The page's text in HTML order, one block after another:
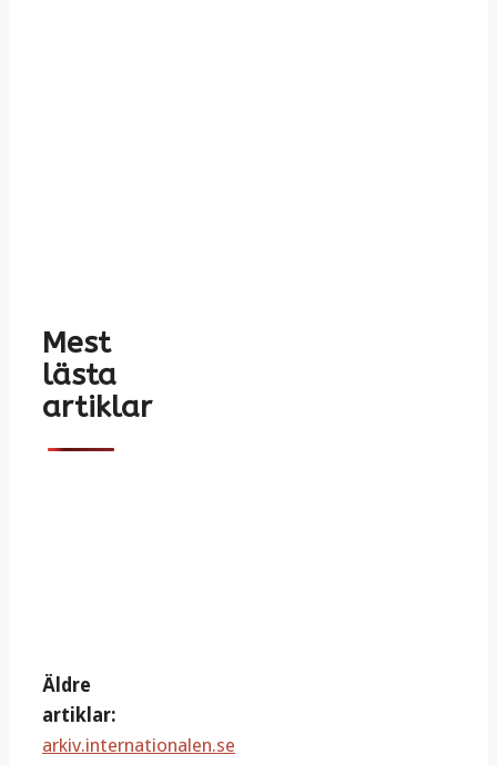
Mest
lästa
artiklar
Äldre
artiklar:
arkiv.internationalen.se